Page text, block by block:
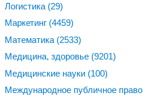
Логистика (29)
Маркетинг (4459)
Математика (2533)
Медицина, здоровье (9201)
Медицинские науки (100)
Международное публичное право